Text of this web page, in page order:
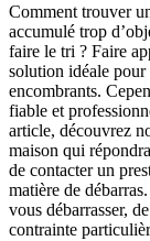
Comment trouver
accumulé trop
faire le tri ? Faire
solution idéale pour
encombrants.
fiable et
article, découvrez
maison qui
de contacter un
matière de
vous débarrasser,
contrainte